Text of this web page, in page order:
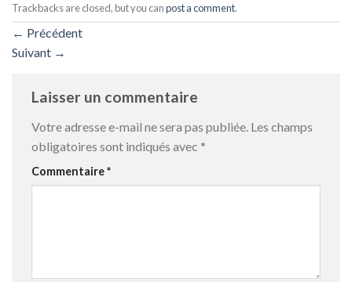
Trackbacks are closed, but you canpost a comment.
← Précédent
Suivant →
Laisser un commentaire
Votre adresse e-mail ne sera pas publiée. Les champs
obligatoires sont indiqués avec *
Commentaire*